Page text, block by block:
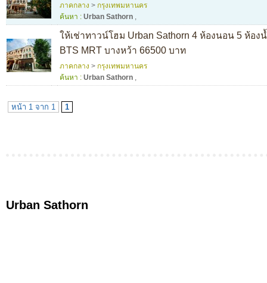
ภาคกลาง > กรุงเทพมหานคร
ค้นหา : Urban Sathorn ,
ให้เช่าทาวน์โฮม Urban Sathorn 4 ห้องนอน 5 ห้อง
BTS MRT บางหว้า 66500 บาท
ภาคกลาง > กรุงเทพมหานคร
ค้นหา : Urban Sathorn ,
หน้า 1 จาก 1 1
Urban Sathorn